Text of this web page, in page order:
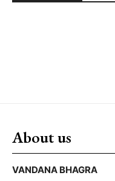
About us
VANDANA BHAGRA